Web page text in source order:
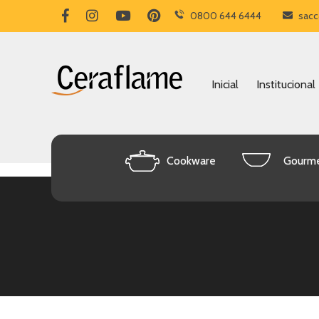
0800 644 6444
Inicial Institucional
Cookware